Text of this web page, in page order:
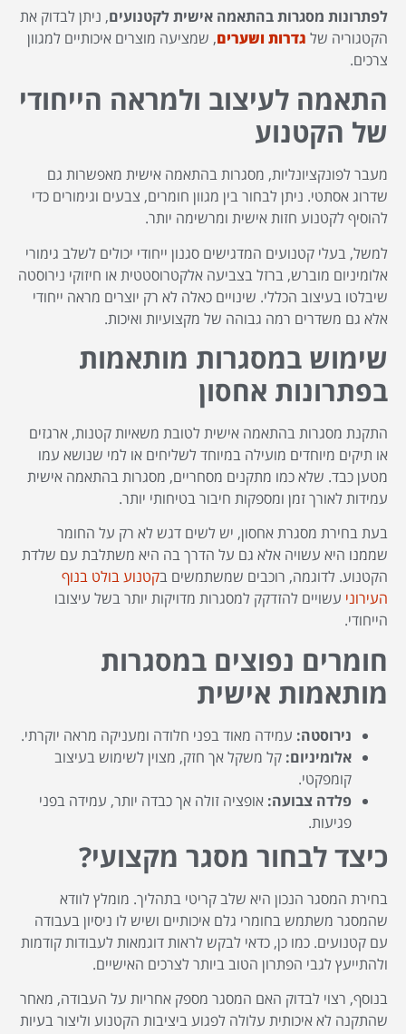
לפתרונות מסגרות בהתאמה אישית לקטנועים, ניתן לבדוק את
הקטגוריה של גדרות ושערים, שמציעה מוצרים איכותיים למגוון
צרכים.
התאמה לעיצוב ולמראה הייחודי
של הקטנוע
מעבר לפונקציונליות, מסגרות בהתאמה אישית מאפשרות גם
שדרוג אסתטי. ניתן לבחור בין מגוון חומרים, צבעים וגימורים כדי
להוסיף לקטנוע חזות אישית ומרשימה יותר.
למשל, בעלי קטנועים המדגישים סגנון ייחודי יכולים לשלב גימורי
אלומיניום מוברש, ברזל בצביעה אלקטרוסטטית או חיזוקי נירוסטה
שיבלטו בעיצוב הכללי. שינויים כאלה לא רק יוצרים מראה ייחודי
אלא גם משדרים רמה גבוהה של מקצועיות ואיכות.
שימוש במסגרות מותאמות
בפתרונות אחסון
התקנת מסגרות בהתאמה אישית לטובת משאיות קטנות, ארגזים
או תיקים מיוחדים מועילה במיוחד לשליחים או למי שנושא עמו
מטען כבד. שלא כמו מתקנים מסחריים, מסגרות בהתאמה אישית
עמידות לאורך זמן ומספקות חיבור בטיחותי יותר.
בעת בחירת מסגרת אחסון, יש לשים דגש לא רק על החומר
שממנו היא עשויה אלא גם על הדרך בה היא משתלבת עם שלדת
הקטנוע. לדוגמה, רוכבים שמשתמשים בקטנוע בולט בנוף
העירוני עשויים להזדקק למסגרות מדויקות יותר בשל עיצובו
הייחודי.
חומרים נפוצים במסגרות
מותאמות אישית
נירוסטה: עמידה מאוד בפני חלודה ומעניקה מראה יוקרתי.
אלומיניום: קל משקל אך חזק, מצוין לשימוש בעיצוב
קומפקטי.
פלדה צבועה: אופציה זולה אך כבדה יותר, עמידה בפני
פגיעות.
כיצד לבחור מסגר מקצועי?
בחירת המסגר הנכון היא שלב קריטי בתהליך. מומלץ לוודא
שהמסגר משתמש בחומרי גלם איכותיים ושיש לו ניסיון בעבודה
עם קטנועים. כמו כן, כדאי לבקש לראות דוגמאות לעבודות קודמות
ולהתייעץ לגבי הפתרון הטוב ביותר לצרכים האישיים.
בנוסף, רצוי לבדוק האם המסגר מספק אחריות על העבודה, מאחר
שהתקנה לא איכותית עלולה לפגוע ביציבות הקטנוע וליצור בעיות